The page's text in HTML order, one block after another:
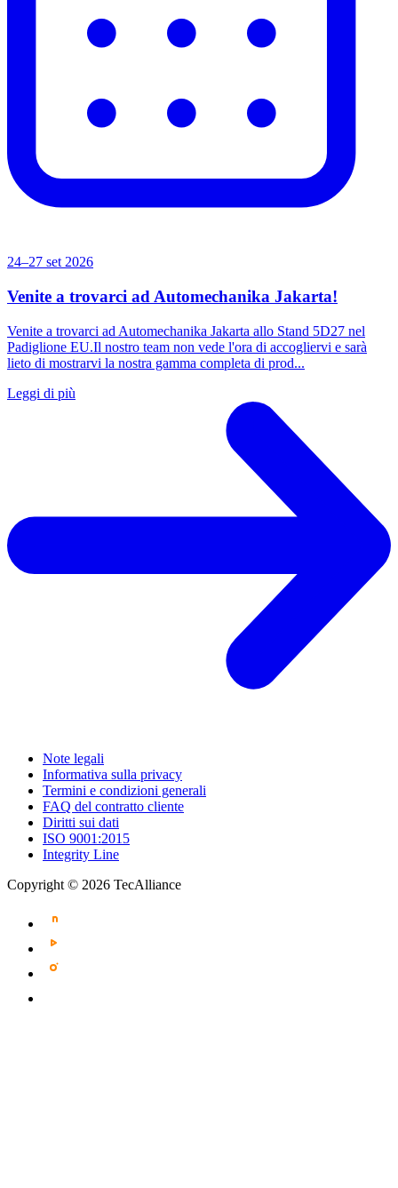
24–27 set 2026
Venite a trovarci ad Automechanika Jakarta!
Venite a trovarci ad Automechanika Jakarta allo Stand 5D27 nel
Padiglione EU.Il nostro team non vede l'ora di accogliervi e sarà
lieto di mostrarvi la nostra gamma completa di prod...
Leggi di più
Note legali
Informativa sulla privacy
Termini e condizioni generali
FAQ del contratto cliente
Diritti sui dati
ISO 9001:2015
Integrity Line
Copyright © 2026 TecAlliance